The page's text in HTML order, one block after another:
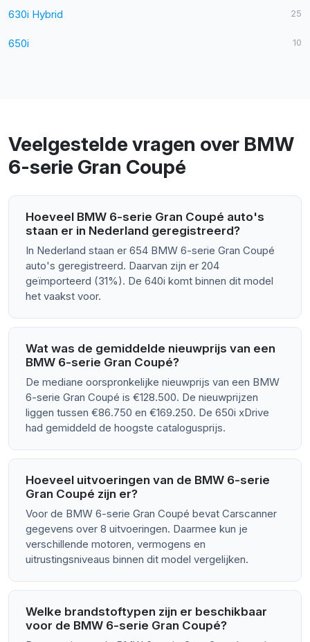
630i Hybrid 25
650i 10
Veelgestelde vragen over BMW
6-serie Gran Coupé
Hoeveel BMW 6-serie Gran Coupé auto's
staan er in Nederland geregistreerd?
In Nederland staan er 654 BMW 6-serie Gran Coupé
auto's geregistreerd. Daarvan zijn er 204
geïmporteerd (31%). De 640i komt binnen dit model
het vaakst voor.
Wat was de gemiddelde nieuwprijs van een
BMW 6-serie Gran Coupé?
De mediane oorspronkelijke nieuwprijs van een BMW
6-serie Gran Coupé is €128.500. De nieuwprijzen
liggen tussen €86.750 en €169.250. De 650i xDrive
had gemiddeld de hoogste catalogusprijs.
Hoeveel uitvoeringen van de BMW 6-serie
Gran Coupé zijn er?
Voor de BMW 6-serie Gran Coupé bevat Carscanner
gegevens over 8 uitvoeringen. Daarmee kun je
verschillende motoren, vermogens en
uitrustingsniveaus binnen dit model vergelijken.
Welke brandstoftypen zijn er beschikbaar
voor de BMW 6-serie Gran Coupé?